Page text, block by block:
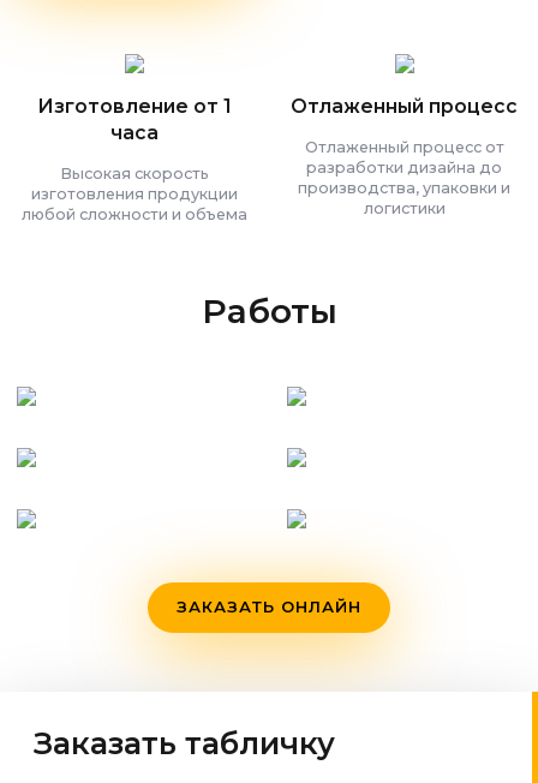
Изготовление от 1
часа
Высокая скорость
изготовления продукции
любой сложности и объема
Отлаженный процесс
Отлаженный процесс от
разработки дизайна до
производства, упаковки и
логистики
Работы
ЗАКАЗАТЬ ОНЛАЙН
Заказать табличку